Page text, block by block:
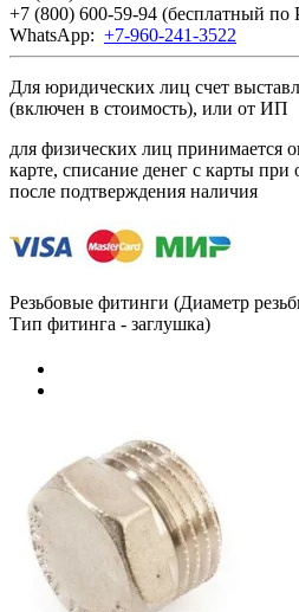
+7 (800) 600-59-94 (бесплатный по
WhatsApp: +7-960-241-3522
Для юридических лиц счет
(включен в стоимость), или от ИП
для физических лиц принимается
карте, списание денег с карты при
после подтверждения наличия
Резьбовые фитинги (Диаметр
Тип фитинга - заглушка)